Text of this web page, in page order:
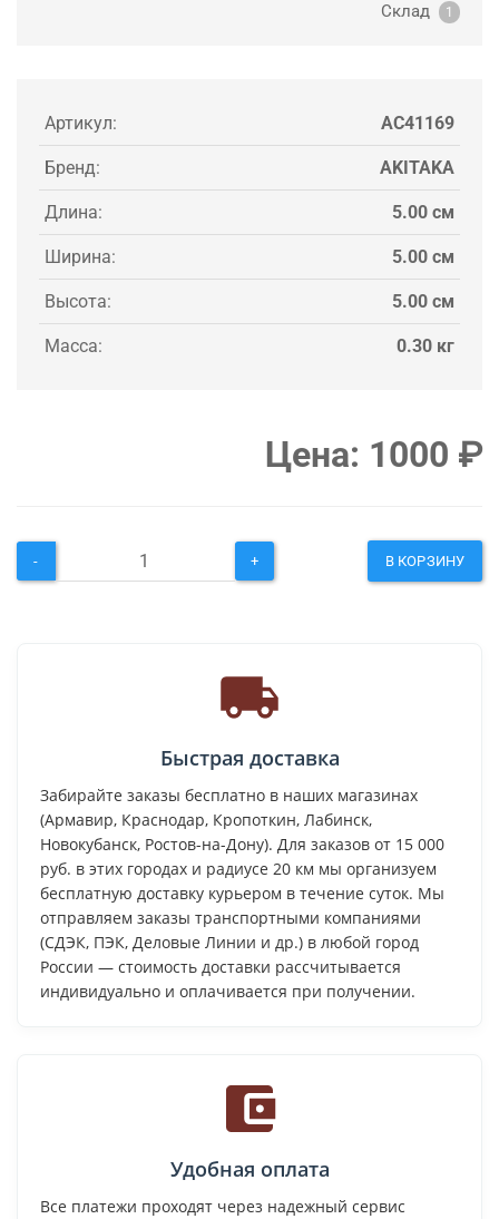
Склад 1
Артикул: AC41169
Бренд: AKITAKA
Длина: 5.00 см
Ширина: 5.00 см
Высота: 5.00 см
Масса: 0.30 кг
Цена: 1000 ₽
- + В КОРЗИНУ
Быстрая доставка
Забирайте заказы бесплатно в наших магазинах
(Армавир, Краснодар, Кропоткин, Лабинск,
Новокубанск, Ростов-на-Дону). Для заказов от 15 000
руб. в этих городах и радиусе 20 км мы организуем
бесплатную доставку курьером в течение суток. Мы
отправляем заказы транспортными компаниями
(СДЭК, ПЭК, Деловые Линии и др.) в любой город
России — стоимость доставки рассчитывается
индивидуально и оплачивается при получении.
Удобная оплата
Все платежи проходят через надежный сервис